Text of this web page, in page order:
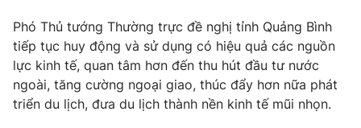
Phim VTV
Hậu trường
Nhân vật
Giải trí
Điện ảnh
Đời sống
Phó Thủ tướng Thường trực đề nghị tỉnh Quảng Bình
tiếp tục huy động và sử dụng có hiệu quả các nguồn
lực kinh tế, quan tâm hơn đến thu hút đầu tư nước
ngoài, tăng cường ngoại giao, thúc đẩy hơn nữa phát
triển du lịch, đưa du lịch thành nền kinh tế mũi nhọn.